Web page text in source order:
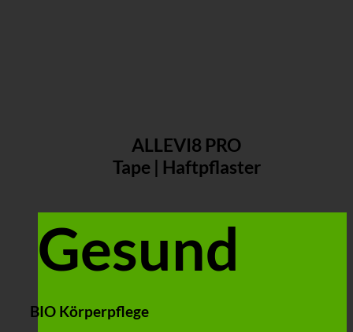
ALLEVI8 PRO
Tape | Haftpflaster
Gesund
BIO Körperpflege